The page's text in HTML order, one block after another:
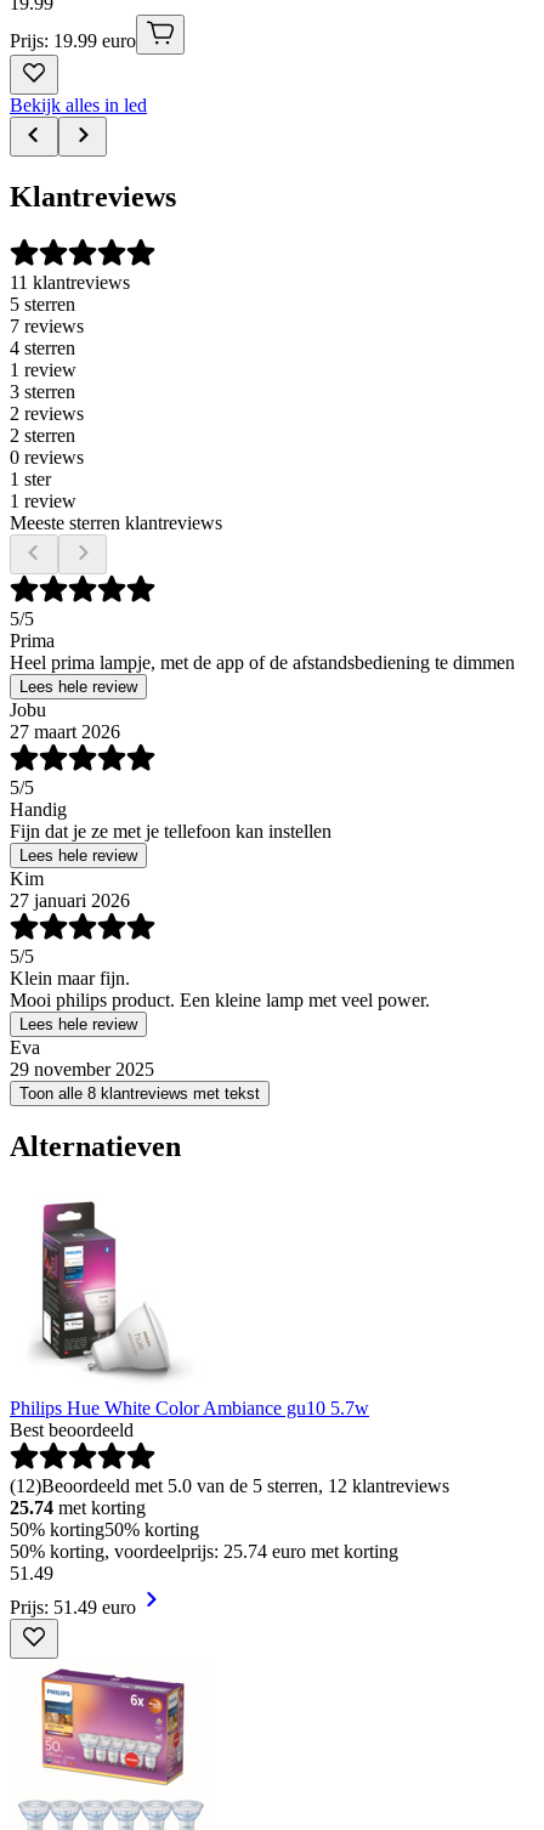
Prijs: 19.99 euro
Bekijk alles in led
Klantreviews
11 klantreviews
5 sterren
7 reviews
4 sterren
1 review
3 sterren
2 reviews
2 sterren
0 reviews
1 ster
1 review
Meeste sterren klantreviews
5/5
Prima
Heel prima lampje, met de app of de afstandsbediening te dimmen
Lees hele review
Jobu
27 maart 2026
5/5
Handig
Fijn dat je ze met je tellefoon kan instellen
Lees hele review
Kim
27 januari 2026
5/5
Klein maar fijn.
Mooi philips product. Een kleine lamp met veel power.
Lees hele review
Eva
29 november 2025
Toon alle 8 klantreviews met tekst
Alternatieven
Philips Hue White Color Ambiance gu10 5.7w
Best beoordeeld
(12)Beoordeeld met 5.0 van de 5 sterren, 12 klantreviews
25.74 met korting
50% korting50% korting
50% korting, voordeelprijs: 25.74 euro met korting
51.49
Prijs: 51.49 euro